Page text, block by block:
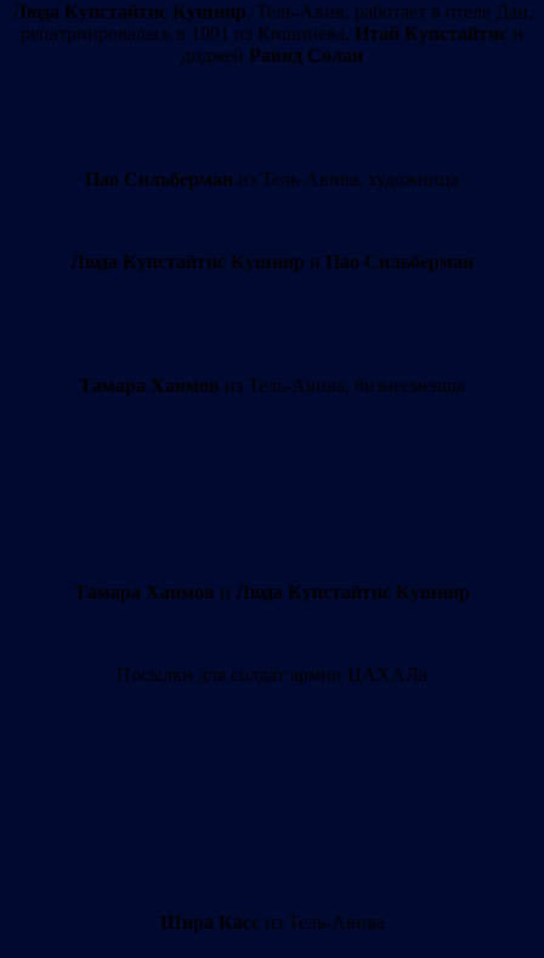
Люда Купстайтис Кушнир, Тель-Авив, работает в отеле Дан,
репатриировалась в 1991 из Кишинева, Итай Купстайтис и
диджей Равид Солан
Пао Сильберман из Тель-Авива, художница
Люда Купстайтис Кушнир и Пао Сильберман
Тамара Хаимов из Тель-Авива, бизнесменша
Тамара Хаимов и Люда Купстайтис Кушнир
Посылки для солдат армии ЦАХАЛа
Шира Касс из Тель-Авива